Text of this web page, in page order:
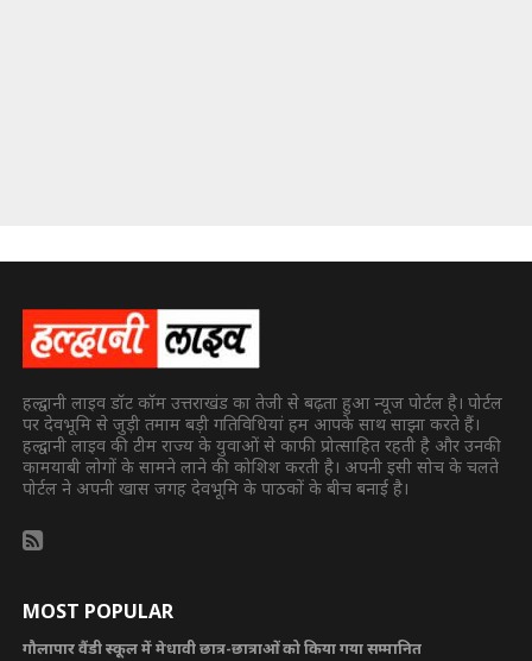
हल्द्वानी लाइव डॉट कॉम उत्तराखंड का तेजी से बढ़ता हुआ न्यूज पोर्टल है। पोर्टल
पर देवभूमि से जुड़ी तमाम बड़ी गतिविधियां हम आपके साथ साझा करते हैं।
हल्द्वानी लाइव की टीम राज्य के युवाओं से काफी प्रोत्साहित रहती है और उनकी
कामयाबी लोगों के सामने लाने की कोशिश करती है। अपनी इसी सोच के चलते
पोर्टल ने अपनी खास जगह देवभूमि के पाठकों के बीच बनाई है।
MOST POPULAR
गौलापार वैंडी स्कूल में मेधावी छात्र-छात्राओं को किया गया सम्मानित